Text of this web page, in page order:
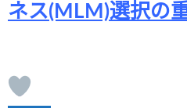
ネス(MLM)選択の